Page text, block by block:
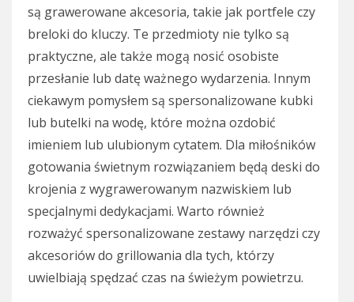
są grawerowane akcesoria, takie jak portfele czy
breloki do kluczy. Te przedmioty nie tylko są
praktyczne, ale także mogą nosić osobiste
przesłanie lub datę ważnego wydarzenia. Innym
ciekawym pomysłem są spersonalizowane kubki
lub butelki na wodę, które można ozdobić
imieniem lub ulubionym cytatem. Dla miłośników
gotowania świetnym rozwiązaniem będą deski do
krojenia z wygrawerowanym nazwiskiem lub
specjalnymi dedykacjami. Warto również
rozważyć spersonalizowane zestawy narzędzi czy
akcesoriów do grillowania dla tych, którzy
uwielbiają spędzać czas na świeżym powietrzu.